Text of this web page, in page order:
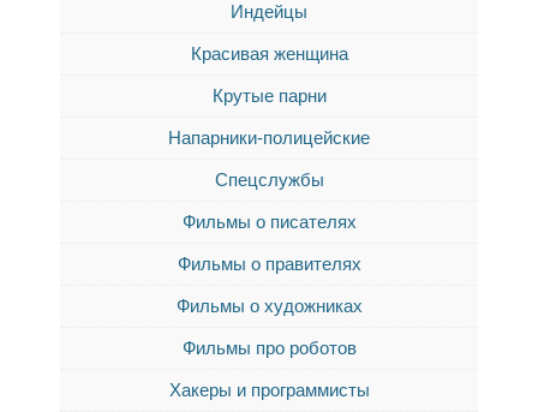
Индейцы
Красивая женщина
Крутые парни
Напарники-полицейские
Спецслужбы
Фильмы о писателях
Фильмы о правителях
Фильмы о художниках
Фильмы про роботов
Хакеры и программисты